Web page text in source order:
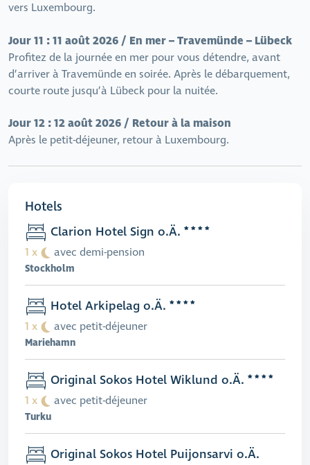
vers Luxembourg.
Jour 11 : 11 août 2026 / En mer – Travemünde – Lübeck
Profitez de la journée en mer pour vous détendre, avant
d’arriver à Travemünde en soirée. Après le débarquement,
courte route jusqu’à Lübeck pour la nuitée.
Jour 12 : 12 août 2026 / Retour à la maison
Après le petit-déjeuner, retour à Luxembourg.
Hotels
Clarion Hotel Sign o.Ä.
1 x avec demi-pension
Stockholm
Hotel Arkipelag o.Ä.
1 x avec petit-déjeuner
Mariehamn
Original Sokos Hotel Wiklund o.Ä.
1 x avec petit-déjeuner
Turku
Original Sokos Hotel Puijonsarvi o.Ä.